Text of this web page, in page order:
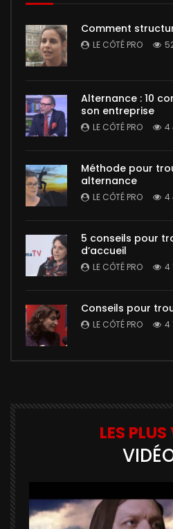
Comment
LE CÔTÉ PRO
Alternance : 10
son entreprise
LE CÔTÉ PRO 4
Méthode pour
alternance
LE CÔTÉ PRO 4
5 conseils pour
d’accueil
LE CÔTÉ PRO 4
Conseils pour
LE CÔTÉ PRO 4
LES PLUS